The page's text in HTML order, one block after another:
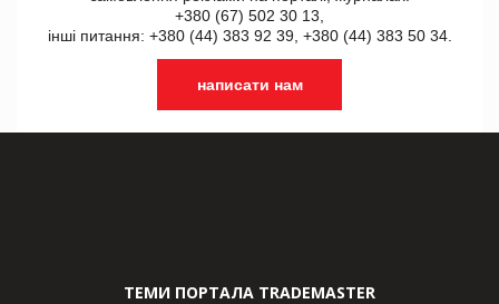
+380 (67) 502 30 13,
інші питання: +380 (44) 383 92 39, +380 (44) 383 50 34.
написати нам
ТЕМИ ПОРТАЛА TRADEMASTER